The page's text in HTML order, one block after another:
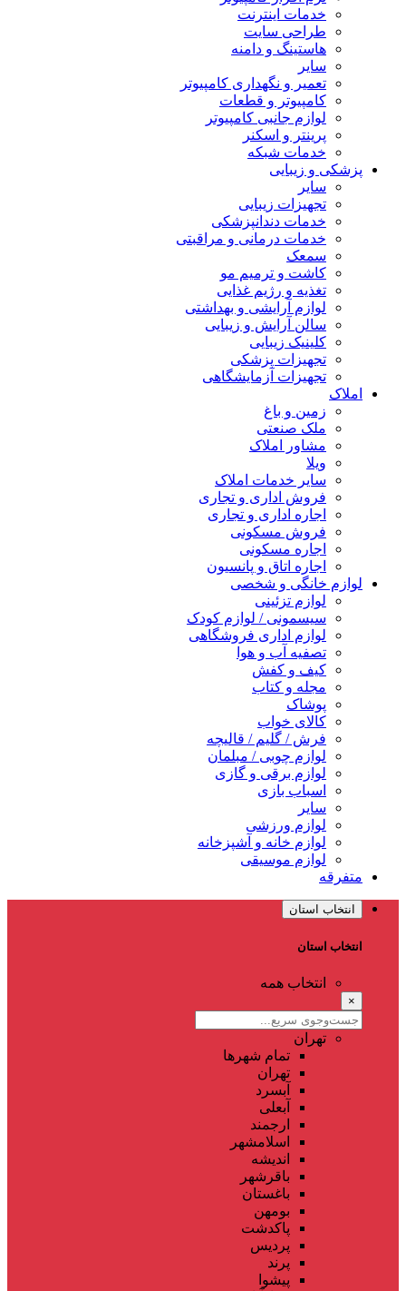
خدمات اینترنت
طراحی سایت
هاستینگ و دامنه
سایر
تعمیر و نگهداری کامپیوتر
کامپیوتر و قطعات
لوازم جانبی کامپیوتر
پرینتر و اسکنر
خدمات شبکه
پزشکی و زیبایی
سایر
تجهیزات زیبایی
خدمات دندانپزشکی
خدمات درمانی و مراقبتی
سمعک
کاشت و ترمیم مو
تغذیه و رژیم غذایی
لوازم آرایشی و بهداشتی
سالن آرایش و زیبایی
کلینیک زیبایی
تجهیزات پزشکی
تجهیزات آزمایشگاهی
املاک
زمین و باغ
ملک صنعتی
مشاور املاک
ویلا
سایر خدمات املاک
فروش اداری و تجاری
اجاره اداری و تجاری
فروش مسکونی
اجاره مسکونی
اجاره اتاق و پانسیون
لوازم خانگی و شخصی
لوازم تزئینی
سیسمونی / لوازم کودک
لوازم اداری فروشگاهی
تصفیه آب و هوا
کیف و کفش
مجله و کتاب
پوشاک
کالای خواب
فرش / گلیم / قالیچه
لوازم چوبی / مبلمان
لوازم برقی و گازی
اسباب بازی
سایر
لوازم ورزشی
لوازم خانه و آشپزخانه
لوازم موسیقی
متفرقه
انتخاب استان
انتخاب استان
انتخاب همه
×
تهران
تمام شهر‌ها
تهران
آبسرد
آبعلی
ارجمند
اسلامشهر
اندیشه
باقرشهر
باغستان
بومهن
پاکدشت
پردیس
پرند
پیشوا